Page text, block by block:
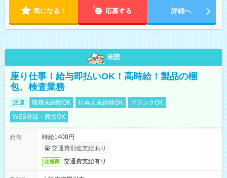
気になる！ 応募する 詳細へ
未読
座り仕事！給与即払いOK！高時給！製品の梱
包、検査業務
派遣 職種未経験OK 社会人未経験OK
ブランクOK
WEB登録・面接OK
給与
時給1400円
交通費別途支給あり
交通費 交通費支給有り